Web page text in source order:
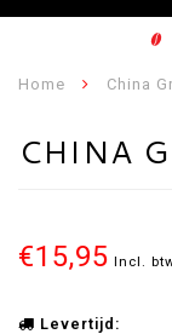
Home China
CHINA
€15,95 Incl.
Levertijd: